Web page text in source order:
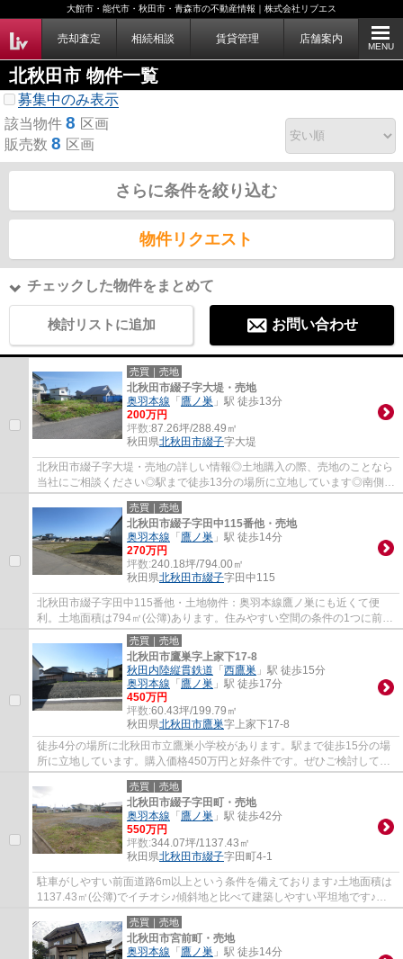
大館市・能代市・秋田市・青森市の不動産情報｜株式会社リブエス
売却査定 相続相談 賃貸管理 店舗案内
MENU
北秋田市 物件一覧
募集中のみ表示
該当物件 8 区画
販売数 8 区画
さらに条件を絞り込む
物件リクエスト
チェックした物件をまとめて
検討リストに追加 お問い合わせ
売買｜売地
北秋田市綴子字大堤・売地
奥羽本線 「 鷹ノ巣 」駅 徒歩13分
200万円
坪数:87.26坪/288.49㎡
秋田県北秋田市綴子字大堤
北秋田市綴子字大堤・売地の詳しい情報◎土地購入の際、売地のことなら
当社にご相談ください◎駅まで徒歩13分の場所に立地しています◎南側に
道路があるため十分な日当たりが確保できます...
売買｜売地
北秋田市綴子字田中115番他・売地
奥羽本線 「 鷹ノ巣 」駅 徒歩14分
270万円
坪数:240.18坪/794.00㎡
秋田県北秋田市綴子字田中115
北秋田市綴子字田中115番他・土地物件：奥羽本線鷹ノ巣にも近くて便
利。土地面積は794㎡(公簿)あります。住みやすい空間の条件の1つに前面
道路が6m以上あるところを入れてみては。住宅...
売買｜売地
北秋田市鷹巣字上家下17-8
秋田内陸縦貫鉄道 「 西鷹巣 」駅 徒歩15分
奥羽本線 「 鷹ノ巣 」駅 徒歩17分
450万円
坪数:60.43坪/199.79㎡
秋田県北秋田市鷹巣字上家下17-8
徒歩4分の場所に北秋田市立鷹巣小学校があります。駅まで徒歩15分の場
所に立地しています。購入価格450万円と好条件です。ぜひご検討してみ
てはいかがでしょうか。不動産購入に関して...
売買｜売地
北秋田市綴子字田町・売地
奥羽本線 「 鷹ノ巣 」駅 徒歩42分
550万円
坪数:344.07坪/1137.43㎡
秋田県北秋田市綴子字田町4-1
駐車がしやすい前面道路6m以上という条件を備えております♪土地面積は
1137.43㎡(公簿)でイチオシ♪傾斜地と比べて建築しやすい平坦地です♪土
地の購入をご検討の方にオススメの売地です♪...
売買｜売地
北秋田市宮前町・売地
奥羽本線 「 鷹ノ巣 」駅 徒歩14分